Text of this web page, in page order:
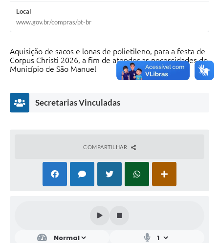
Local
www.gov.br/compras/pt-br
Aquisição de sacos e lonas de polietileno, para a festa de
Corpus Christi 2026, a fim de atender as necessidades do
Município de São Manuel
Secretarias Vinculadas
RET
COMPARTILHAR